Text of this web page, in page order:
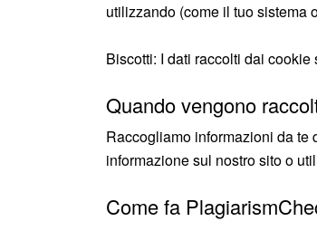
utilizzando (come il tuo sistema
Biscotti: I dati raccolti dai
Quando vengono
Raccogliamo informazioni da te
informazione sul nostro sito o
Come fa